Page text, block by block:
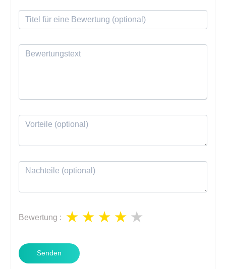
Bewertung :
Senden